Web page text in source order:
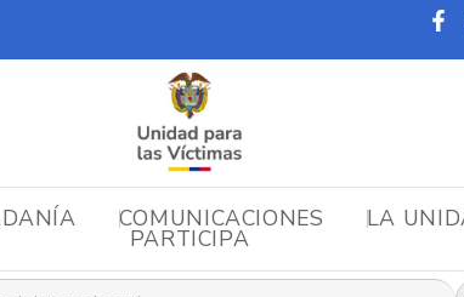
COMUNICACIONES LA
PARTICIPA